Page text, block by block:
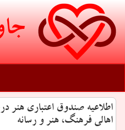
اطلاعیه صندوق اعتباری هنر
اهالی فرهنگ، هنر و رسانه